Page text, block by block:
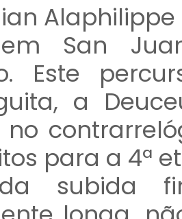
Alaphilippe
em San
Este
a
no
para a 4ª
subida